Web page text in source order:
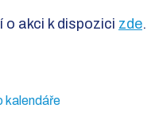
akci k dispozici zde.
kalendáře